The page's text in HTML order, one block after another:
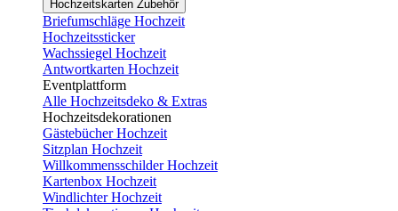
Hochzeitskarten Zubehör
Briefumschläge Hochzeit
Hochzeitssticker
Wachssiegel Hochzeit
Antwortkarten Hochzeit
Eventplattform
Alle Hochzeitsdeko & Extras
Hochzeitsdekorationen
Gästebücher Hochzeit
Sitzplan Hochzeit
Willkommensschilder Hochzeit
Kartenbox Hochzeit
Windlichter Hochzeit